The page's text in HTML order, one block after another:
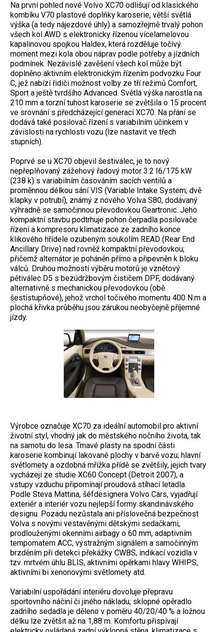
Na první pohled nové Volvo XC70 odlišují od klasického
kombíku V70 plastové doplňky karoserie, větší světlá
výška (a tedy nájezdové úhly) a samozřejmě trvalý pohon
všech kol AWD s elektronicky řízenou vícelamelovou
kapalinovou spojkou Haldex, která rozděluje točivý
moment mezi kola obou náprav podle potřeby a jízdních
podmínek. Nezávislé zavěšení všech kol může být
doplněno aktivním elektronickým řízením podvozku Four
C, jež nabízí řidiči možnost volby ze tří režimů Comfort,
Sport a ještě tvrdšího Advanced. Světlá výška narostla na
210 mm a torzní tuhost karoserie se zvětšila o 15 procent
ve srovnání s předcházející generací XC70. Na přání se
dodává také posilovač řízení s variabilním účinkem v
závislosti na rychlosti vozu (lze nastavit ve třech
stupních).
Poprvé se u XC70 objevil šestiválec, je to nový
nepřeplňovaný zážehový řadový motor 3.2 I6/175 kW
(238 k) s variabilním časováním sacích ventilů a
proměnnou délkou sání VIS (Variable Intake System; dvě
klapky v potrubí), známý z nového Volva S80, dodávaný
výhradně se samočinnou převodovkou Gear­tronic. Jeho
kompaktní stavbu podtrhuje pohon čerpadla posilovače
řízení a kompresoru klimatizace ze zadního konce
klikového hřídele ozubeným soukolím READ (Rear End
Ancillary Drive) nad rovněž kompaktní převodovkou;
přičemž alternátor je poháněn přímo a připevněn k bloku
válců. Druhou možností výběru motorů je vznětový
pětiválec D5 s bezúdržbovým čističem DPF, dodávaný
alternativně s mechanickou převodovkou (obě
šestistupňové), jehož vrchol točivého momentu 400 N.m a
plochá křivka průběhu jsou zárukou neobyčejně příjemné
jízdy.
Výrobce označuje XC70 za ideální automobil pro aktivní
životní styl, vhodný jak do městského nočního života, tak
na samotu do lesa. Tmavé plasty na spodní části
karoserie kombinují lakované plochy v barvě vozu; hlavní
světlomety a ozdobná mřížka přídě se zvětšily, jejich tvary
vycházejí ze studie XC60 Concept (Detroit 2007), a
vstupy vzduchu připomínají proudová stíhací letadla.
Podle Steva Mattina, šéfdesignera Volvo Cars, vyjadřují
exteriér a interiér vozu nejlepší formy skandinávského
designu. Pozadu nezůstala ani příslovečná bezpečnost
Volva s novými vestavěnými dětskými sedačkami,
prodlouženými okenními airbagy o 60 mm, adaptivním
tempomatem ACC, výstražným signálem a samočinným
brzděním při detekci překážky CWBS, indikací vozidla v
tzv. mrtvém úhlu BLIS, aktivními opěrkami hlavy WHIPS,
aktivními bi xenonovými světlomety atd.
Variabilní uspořádání interiéru dovoluje přepravu
sportovního náčiní či jiného nákladu; sklopné opěradlo
zadního sedadla je děleno v poměru 40/20/40 % a ložnou
délku lze zvětšit až na 1,88 m. Komfortu přispívají